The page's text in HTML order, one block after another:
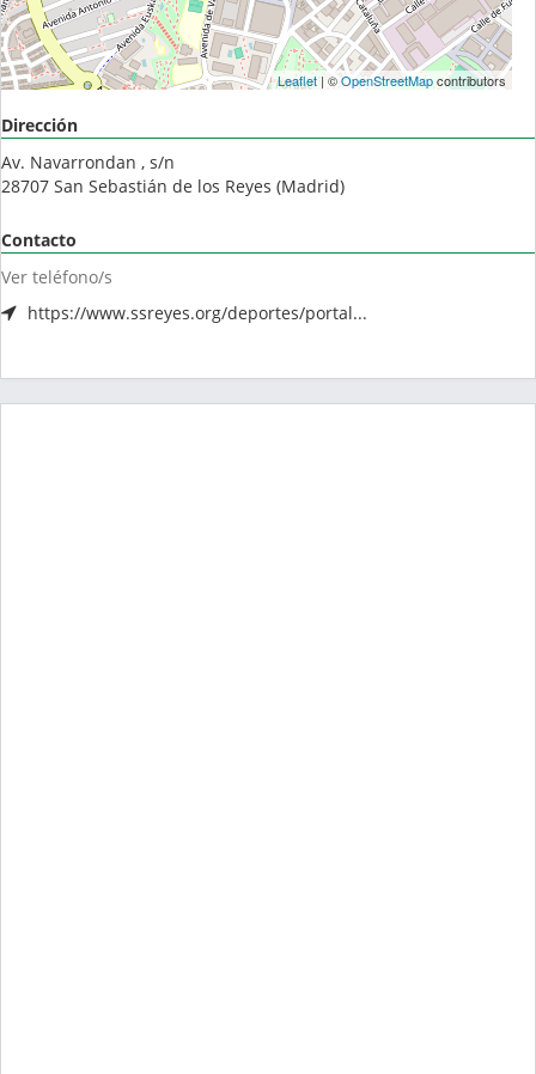
Leaflet| ©OpenStreetMapcontributors
Dirección
Av. Navarrondan , s/n
28707 San Sebastián de los Reyes (Madrid)
Contacto
Ver teléfono/s
https://www.ssreyes.org/deportes/portal...